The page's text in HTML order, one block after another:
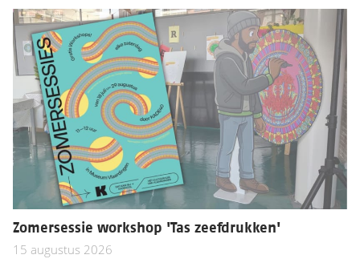
Zomersessie workshop 'Tas zeefdrukken'
15 augustus 2026